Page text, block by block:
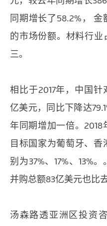
同期增长了58.2%， 金
的市场份额。材料行业
三。
相比于2017年，中国
亿美元，同比下降达
年同期增加一倍。
目标国家为葡萄牙、
别为37%、17%、13%
并购总额83亿美元也比
汤森路透亚洲区投资咨